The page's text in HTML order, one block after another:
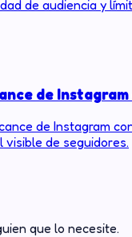
de audiencia y
de
de Instagram
visible de seguidores.
que lo necesite.